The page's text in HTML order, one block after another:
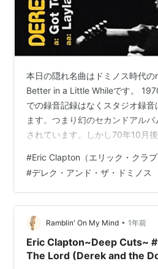
本日の隠れ名曲はドミノス時代
Better in a Little Whileです。
での録音記録はなくスタジオ録
ます。つまり幻のセカンドアル
されています。しかし70年10月
もので一番古いのは10月23日の
もの。レコーディングをした記録
Layla sessionの頃には出来上が
ょう。 ドミノスの70年時点での
年…
#Eric Clapton（エリック・クラプ
#デレク・アンド・ザ・ドミノス
Ramblin' On My Mind • 1年前
Eric Clapton~Deep Cuts~
The Lord (Derek and the